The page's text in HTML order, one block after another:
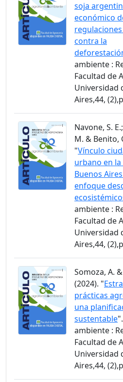
soja
económico
contra la
ambiente :
Facultad de
Universidad
Aires,44,
Navone, S.
M. & Benito,
"Vínculo
urbano en
Buenos
enfoque
ambiente :
Facultad de
Universidad
Aires,44,
Somoza, A.
(2024). "
prácticas
una
sustentable
ambiente :
Facultad de
Universidad
Aires,44,